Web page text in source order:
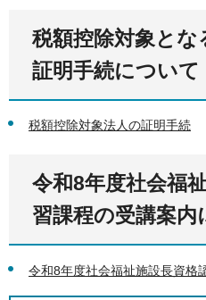
税額控除対象とな
証明手続について
税額控除対象法人の証明手続
令和8年度社会福
習課程の受講案内
令和8年度社会福祉施設長資格